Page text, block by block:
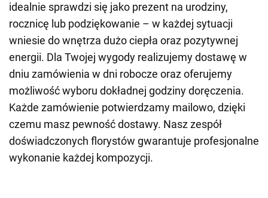
idealnie sprawdzi się jako prezent na urodziny,
rocznicę lub podziękowanie – w każdej sytuacji
wniesie do wnętrza dużo ciepła oraz pozytywnej
energii. Dla Twojej wygody realizujemy dostawę w
dniu zamówienia w dni robocze oraz oferujemy
możliwość wyboru dokładnej godziny doręczenia.
Każde zamówienie potwierdzamy mailowo, dzięki
czemu masz pewność dostawy. Nasz zespół
doświadczonych florystów gwarantuje profesjonalne
wykonanie każdej kompozycji.